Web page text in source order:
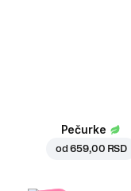
Pečurke
od659,00 RSD